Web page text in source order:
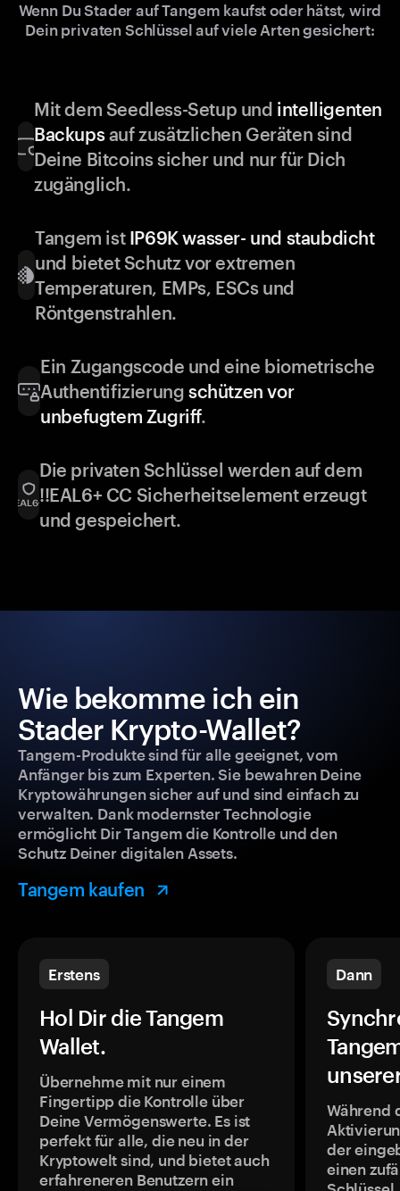
Wenn Du Stader auf Tangem kaufst oder hätst, wird
Dein privaten Schlüssel auf viele Arten gesichert:
Mit dem Seedless-Setup und intelligenten
Backupsauf zusätzlichen Geräten sind
Deine Bitcoins sicher und nur für Dich
zugänglich.
Tangem ist IP69K wasser- und staubdicht
und bietet Schutz vor extremen
Temperaturen, EMPs, ESCs und
Röntgenstrahlen.
Ein Zugangscode und eine biometrische
Authentifizierung schützen vor
unbefugtem Zugriff.
Die privaten Schlüssel werden auf dem
!!EAL6+ CC Sicherheitselement erzeugt
und gespeichert.
Wie bekomme ich ein
Stader Krypto-Wallet?
Tangem-Produkte sind für alle geeignet, vom
Anfänger bis zum Experten. Sie bewahren Deine
Kryptowährungen sicher auf und sind einfach zu
verwalten. Dank modernster Technologie
ermöglicht Dir Tangem die Kontrolle und den
Schutz Deiner digitalen Assets.
Tangem kaufen
Erstens
Hol Dir die Tangem
Wallet.
Übernehme mit nur einem
Fingertipp die Kontrolle über
Deine Vermögenswerte. Es ist
perfekt für alle, die neu in der
Kryptowelt sind, und bietet auch
erfahreneren Benutzern ein
Dann
Während
der
einen